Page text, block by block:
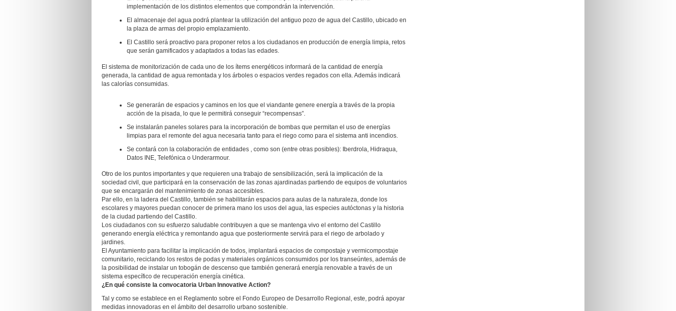
implementación de los distintos elementos que compondrán la intervención.
El almacenaje del agua podrá plantear la utilización del antiguo pozo de agua del Castillo, ubicado en
la plaza de armas del propio emplazamiento.
El Castillo será proactivo para proponer retos a los ciudadanos en producción de energía limpia, retos
que serán gamificados y adaptados a todas las edades.
El sistema de monitorización de cada uno de los ítems energéticos informará de la cantidad de energía
generada, la cantidad de agua remontada y los árboles o espacios verdes regados con ella. Además indicará
las calorías consumidas.
Se generarán de espacios y caminos en los que el viandante genere energía a través de la propia
acción de la pisada, lo que le permitirá conseguir “recompensas”.
Se instalarán paneles solares para la incorporación de bombas que permitan el uso de energías
limpias para el remonte del agua necesaria tanto para el riego como para el sistema anti incendios.
Se contará con la colaboración de entidades , como son (entre otras posibles): Iberdrola, Hidraqua,
Datos INE, Telefónica o Underarmour.
Otro de los puntos importantes y que requieren una trabajo de sensibilización, será la implicación de la
sociedad civil, que participará en la conservación de las zonas ajardinadas partiendo de equipos de voluntarios
que se encargarán del mantenimiento de zonas accesibles.
Par ello, en la ladera del Castillo, también se habilitarán espacios para aulas de la naturaleza, donde los
escolares y mayores puedan conocer de primera mano los usos del agua, las especies autóctonas y la historia
de la ciudad partiendo del Castillo.
Los ciudadanos con su esfuerzo saludable contribuyen a que se mantenga vivo el entorno del Castillo
generando energía eléctrica y remontando agua que posteriormente servirá para el riego de arbolado y
jardines.
El Ayuntamiento para facilitar la implicación de todos, implantará espacios de compostaje y vermicompostaje
comunitario, reciclando los restos de podas y materiales orgánicos consumidos por los transeúntes, además de
la posibilidad de instalar un tobogán de descenso que también generará energía renovable a través de un
sistema específico de recuperación energía cinética.
¿En qué consiste la convocatoria Urban Innovative Action?
Tal y como se establece en el Reglamento sobre el Fondo Europeo de Desarrollo Regional, este, podrá apoyar
medidas innovadoras en el ámbito del desarrollo urbano sostenible.